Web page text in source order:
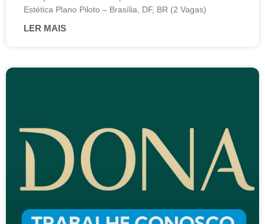
Estética Plano Piloto – Brasília, DF, BR (2 Vagas)
LER MAIS